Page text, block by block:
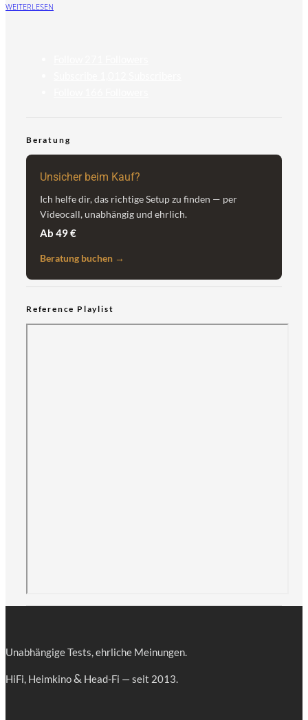
WEITERLESEN
Beratung
Unsicher beim Kauf?
Ich helfe dir, das richtige Setup zu finden — per
Videocall, unabhängig und ehrlich.
Ab 49 €
Beratung buchen →
Reference Playlist
Unab­hän­gi­ge Tests, ehr­li­che Meinungen.
HiFi, Heim­ki­no& Head-Fi — seit 2013.